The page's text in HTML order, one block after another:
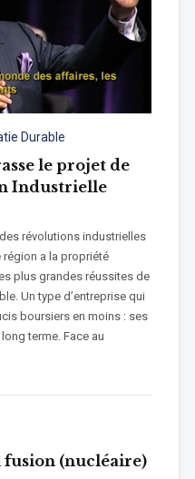
Durable
le projet de
Industrielle
révolutions industrielles
région a la propriété
plus grandes réussites de
Un type d’entreprise qui
boursiers en moins : ses
terme. Face au
fusion (nucléaire)